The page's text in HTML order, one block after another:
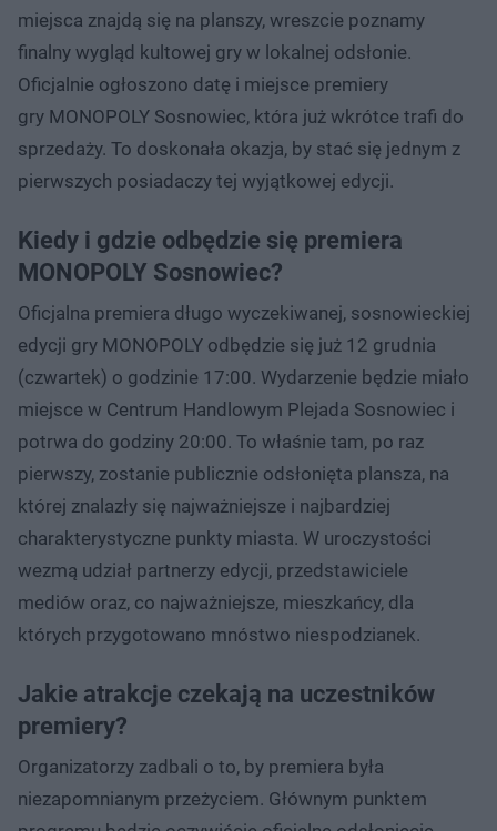
miejsca znajdą się na planszy, wreszcie poznamy
finalny wygląd kultowej gry w lokalnej odsłonie.
Oficjalnie ogłoszono datę i miejsce premiery
gry MONOPOLY Sosnowiec, która już wkrótce trafi do
sprzedaży. To doskonała okazja, by stać się jednym z
pierwszych posiadaczy tej wyjątkowej edycji.
Kiedy i gdzie odbędzie się premiera
MONOPOLY Sosnowiec?
Oficjalna premiera długo wyczekiwanej, sosnowieckiej
edycji gry MONOPOLY odbędzie się już 12 grudnia
(czwartek) o godzinie 17:00. Wydarzenie będzie miało
miejsce w Centrum Handlowym Plejada Sosnowiec i
potrwa do godziny 20:00. To właśnie tam, po raz
pierwszy, zostanie publicznie odsłonięta plansza, na
której znalazły się najważniejsze i najbardziej
charakterystyczne punkty miasta. W uroczystości
wezmą udział partnerzy edycji, przedstawiciele
mediów oraz, co najważniejsze, mieszkańcy, dla
których przygotowano mnóstwo niespodzianek.
Jakie atrakcje czekają na uczestników
premiery?
Organizatorzy zadbali o to, by premiera była
niezapomnianym przeżyciem. Głównym punktem